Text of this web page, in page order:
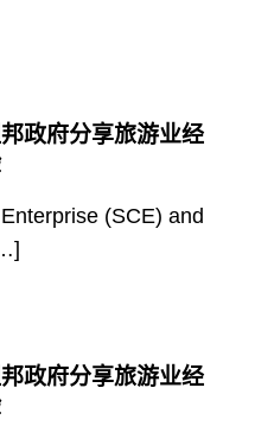
政府分享旅游业经
(SCE) and
政府分享旅游业经